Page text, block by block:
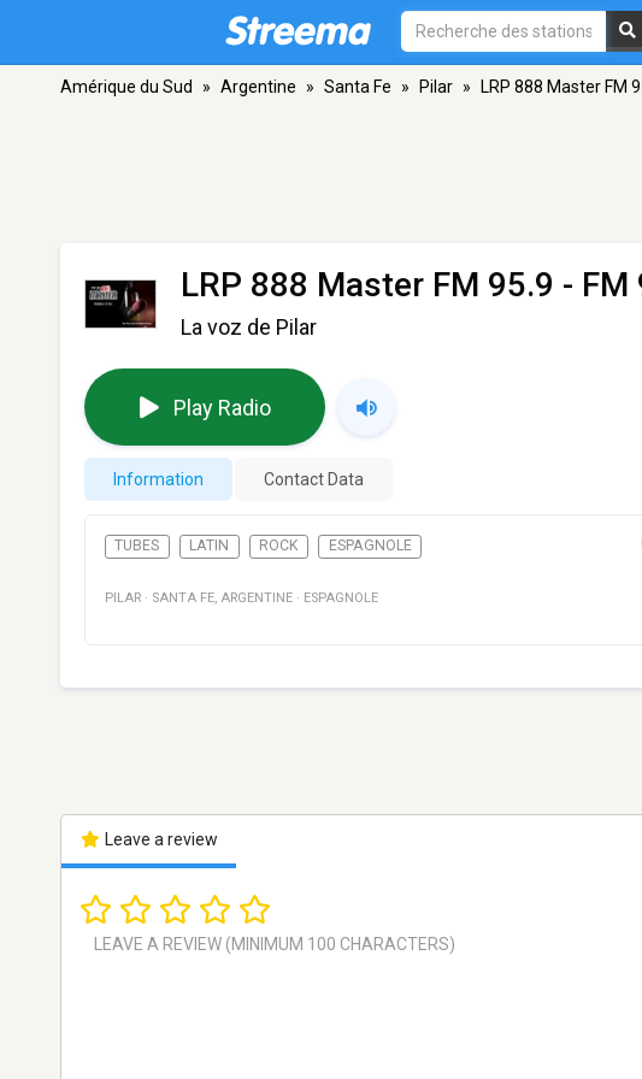
Amérique du Sud » Argentine » Santa Fe » Pilar » LRP 888 Master FM
LRP 888 Master FM 95.9 - FM
La voz de Pilar
Play Radio
Information Contact Data
TUBES LATIN ROCK ESPAGNOLE
PILAR · SANTA FE, ARGENTINE · ESPAGNOLE
Leave a review